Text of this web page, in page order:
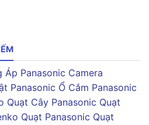
Áp Panasonic Camera
Panasonic Ổ Cắm Panasonic
Quạt Cây Panasonic Quạt
Quạt Panasonic Quạt